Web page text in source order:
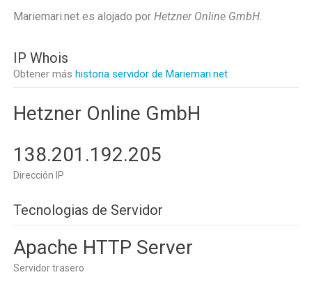
Mariemari.net es alojado por Hetzner Online GmbH.
IP Whois
Obtener más historia servidor de Mariemari.net
Hetzner Online GmbH
138.201.192.205
Dirección IP
Tecnologias de Servidor
Apache HTTP Server
Servidor trasero